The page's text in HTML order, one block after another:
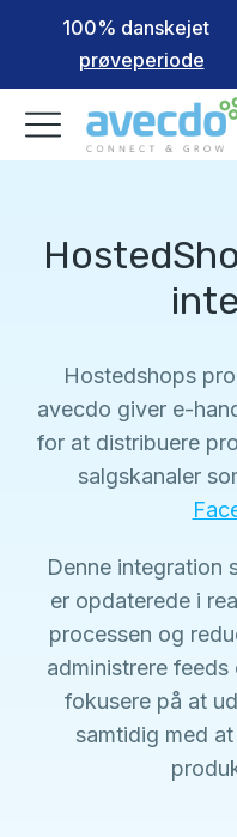
100% danskejet
prøveperiode
Hostedshops
avecdo giver e-
for at distribuere
salgskanaler
Denne integration
er opdaterede i
processen og
administrere
fokusere på at
samtidig med